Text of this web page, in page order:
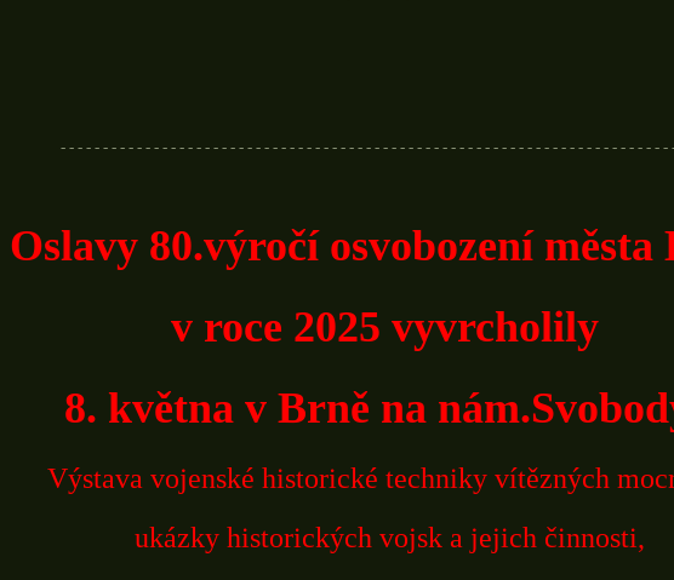
- - - - - - - - - - - - - - - - - - - - - - - - - - - - - - - - - - - - - - - - - - - - - - - - - - - - - - - - - - - - - - - - - - - - - - - -
Oslavy 80.výročí osvobození města
v roce 2025 vyvrcholily
8. května v Brně na
Výstava vojenské historické techniky vítězných
ukázky historických vojsk a jejich činnosti,